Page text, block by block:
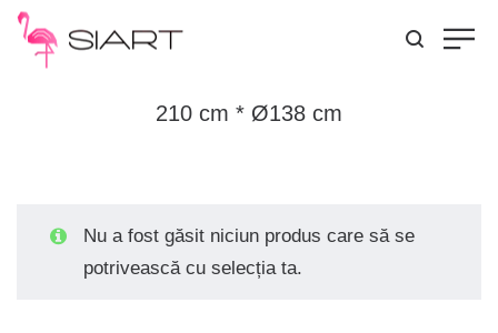
210 cm * Ø138 cm
Nu a fost găsit niciun produs care să se
potrivească cu selecția ta.